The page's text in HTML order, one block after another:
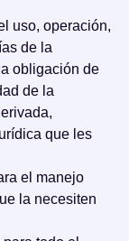
uso, operación,
de la
obligación de
de la
que les
el manejo
la necesiten